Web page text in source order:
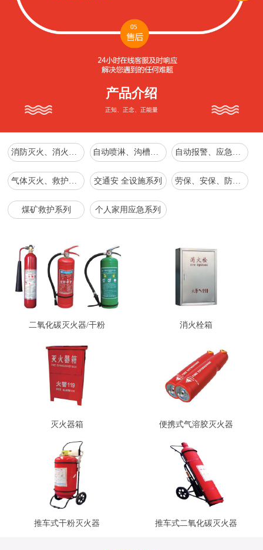
产品介绍
正知、正念、正能量
消防灭火、消火栓系列 自动喷淋、沟槽管件、增压稳压、消防水箱系列 自动报警、应急照明、疏散指示、防火、防排烟通风系列
气体灭火、救护、应急抢救救援、工具系列 交通安 全设施系列 劳保、安保、防爆、森防系列
煤矿救护系列 个人家用应急系列
二氧化碳灭火器/干粉 消火栓箱
灭火器箱 便携式气溶胶灭火器
推车式干粉灭火器 推车式二氧化碳灭火器